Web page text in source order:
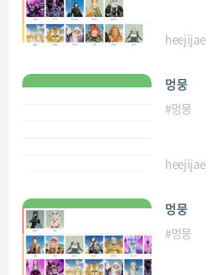
heejijae
멍뭉
#멍뭉
heejijae
멍뭉
#멍뭉